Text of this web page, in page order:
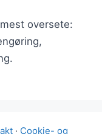
oversete:
· Cookie- og